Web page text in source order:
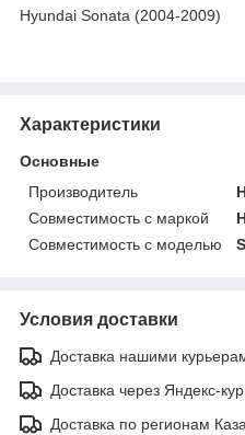
Hyundai Sonata (2004-2009)
Характеристики
Основные
Производитель
Совместимость с маркой
Совместимость с моделью
Условия доставки
Доставка нашими
Доставка через Яндекс-
Доставка по регионам